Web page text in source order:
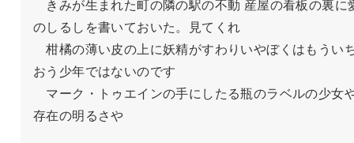
きみが生まれた町の隣の駅の不動 産屋の看板の裏に
のしるしを書いておいた。見てくれ
柑橘の薄い皮の上に妖精がすわりいやぼくはもうい
おう少年ではないのです
マーク・トゥエインの手にしたる瓶のラベルの少女
存在の明るさや